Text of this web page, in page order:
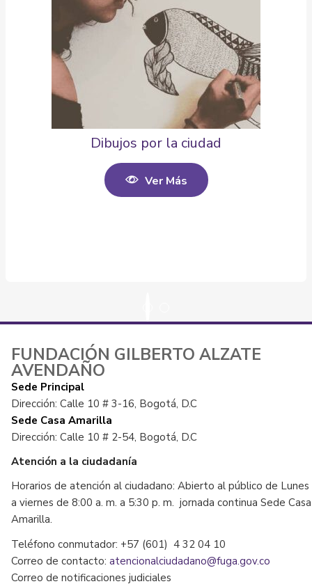
Dibujos por la ciudad
Ver Más
FUNDACIÓN GILBERTO ALZATE
AVENDAÑO
Sede Principal
Dirección: Calle 10 # 3-16, Bogotá, D.C
Sede Casa Amarilla
Dirección: Calle 10 # 2-54, Bogotá, D.C
Atención a la ciudadanía
Horarios de atención al ciudadano: Abierto al público de Lunes
a viernes de 8:00 a. m. a 5:30 p. m. jornada continua Sede Casa
Amarilla.
Teléfono conmutador: +57 (601) 4 32 04 10
Correo de contacto: atencionalciudadano@fuga.gov.co
Correo de notificaciones judiciales